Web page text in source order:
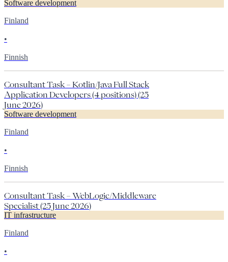
Software development
Finland
•
Finnish
Consultant Task – Kotlin/Java Full Stack
Application Developers (4 positions) (25
June 2026)
Software development
Finland
•
Finnish
Consultant Task – WebLogic/Middleware
Specialist (25 June 2026)
IT infrastructure
Finland
•